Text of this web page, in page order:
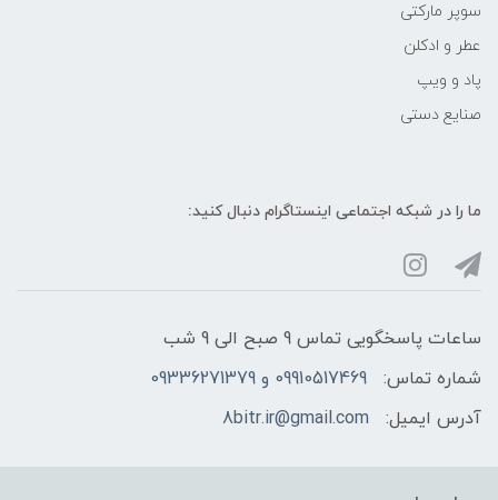
سوپر مارکتی
عطر و ادکلن
پاد و ویپ
صنایع دستی
ما را در شبکه‌ اجتماعی اینستاگرام دنبال کنید:
ساعات پاسخگویی تماس 9 صبح الی 9 شب
شماره تماس:
09910517469 و 09336271379
آدرس ایمیل:
8bitr.ir@gmail.com